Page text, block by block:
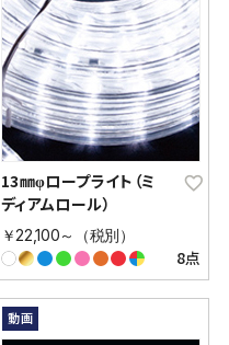
13㎜φロープライト（ミ
ディアムロール）
￥22,100～（税別）
8点
動画